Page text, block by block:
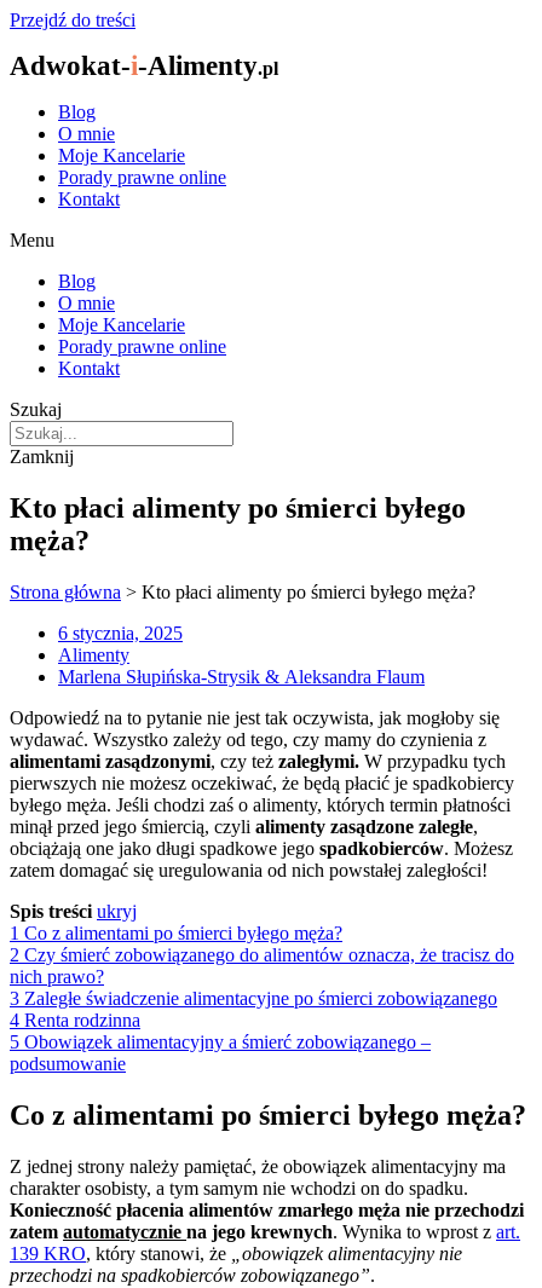
Przejdź do treści
Adwokat-i-Alimenty.pl
Blog
O mnie
Moje Kancelarie
Porady prawne online
Kontakt
Menu
Blog
O mnie
Moje Kancelarie
Porady prawne online
Kontakt
Szukaj
Zamknij
Kto płaci alimenty po śmierci byłego
męża?
Strona główna > Kto płaci alimenty po śmierci byłego męża?
6 stycznia, 2025
Alimenty
Marlena Słupińska-Strysik & Aleksandra Flaum
Odpowiedź na to pytanie nie jest tak oczywista, jak mogłoby się
wydawać. Wszystko zależy od tego, czy mamy do czynienia z
alimentami zasądzonymi, czy też zaległymi. W przypadku tych
pierwszych nie możesz oczekiwać, że będą płacić je spadkobiercy
byłego męża. Jeśli chodzi zaś o alimenty, których termin płatności
minął przed jego śmiercią, czyli alimenty zasądzone zaległe,
obciążają one jako długi spadkowe jego spadkobierców. Możesz
zatem domagać się uregulowania od nich powstałej zaległości!
Spis treści ukryj
1 Co z alimentami po śmierci byłego męża?
2 Czy śmierć zobowiązanego do alimentów oznacza, że tracisz do
nich prawo?
3 Zaległe świadczenie alimentacyjne po śmierci zobowiązanego
4 Renta rodzinna
5 Obowiązek alimentacyjny a śmierć zobowiązanego –
podsumowanie
Co z alimentami po śmierci byłego męża?
Z jednej strony należy pamiętać, że obowiązek alimentacyjny ma
charakter osobisty, a tym samym nie wchodzi on do spadku.
Konieczność płacenia alimentów zmarłego męża nie przechodzi
zatem automatycznie na jego krewnych. Wynika to wprost z art.
139 KRO, który stanowi, że
„obowiązek alimentacyjny nie
przechodzi na spadkobierców zobowiązanego”.